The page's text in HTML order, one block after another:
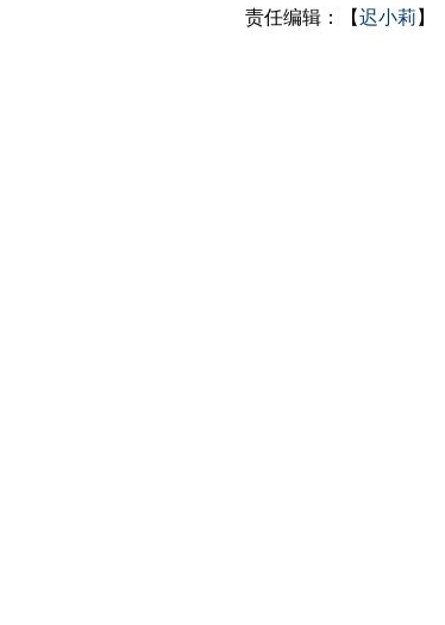
责任编辑：【迟小莉 】